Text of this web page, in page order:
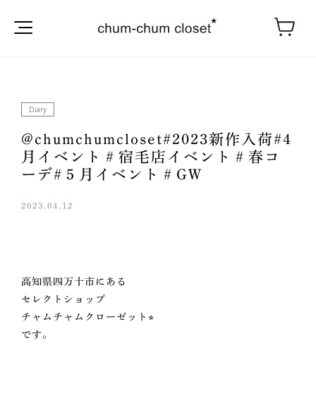
Diary
@chumchumcloset#2023新作入荷#4
月イベント＃宿毛店イベント＃春コ
ーデ#５月イベント＃GW
2023.04.12
高知県四万十市にある
セレクトショップ
チャムチャムクローゼット⭐︎
です。